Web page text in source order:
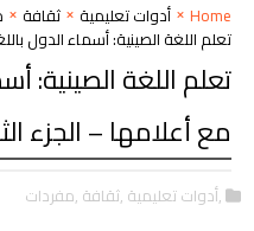
Home أدوات تعليمية ثقافة
تعلم اللغة الصينية: أسماء الدول
تعلم اللغة الصينية:
مع أعلامها – الجزء
,أدوات تعليمية ,ثقافة ,مفردات